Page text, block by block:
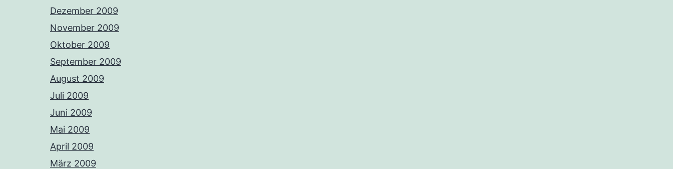
Dezember 2009
November 2009
Oktober 2009
September 2009
August 2009
Juli 2009
Juni 2009
Mai 2009
April 2009
März 2009